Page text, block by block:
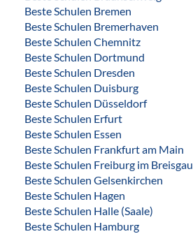
Beste Schulen Bremen
Beste Schulen Bremerhaven
Beste Schulen Chemnitz
Beste Schulen Dortmund
Beste Schulen Dresden
Beste Schulen Duisburg
Beste Schulen Düsseldorf
Beste Schulen Erfurt
Beste Schulen Essen
Beste Schulen Frankfurt am Main
Beste Schulen Freiburg im Breisgau
Beste Schulen Gelsenkirchen
Beste Schulen Hagen
Beste Schulen Halle (Saale)
Beste Schulen Hamburg